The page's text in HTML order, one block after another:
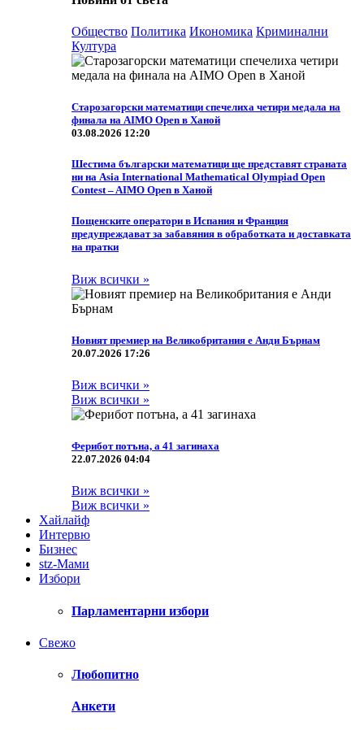
Общество Политика Икономика Криминални
Култура
Старозагорски математици спечелиха четири медала на
финала на AIMO Open в Ханой
03.08.2026 12:20
Шестима български математици ще представят страната
ни на Asia International Mathematical Olympiad Open
Contest – AIMO Open в Ханой
Пощенските оператори в Испания и Франция
предупреждават за забавяния в обработката и доставката
на пратки
Виж всички »
Новият премиер на Великобритания е Анди Бърнам
20.07.2026 17:26
Виж всички »
Виж всички »
Ферибот потъна, а 41 загинаха
22.07.2026 04:04
Виж всички »
Виж всички »
Хайлайф
Интервю
Бизнес
stz-Мами
Избори
Парламентарни избори
Свежо
Любопитно
Анкети